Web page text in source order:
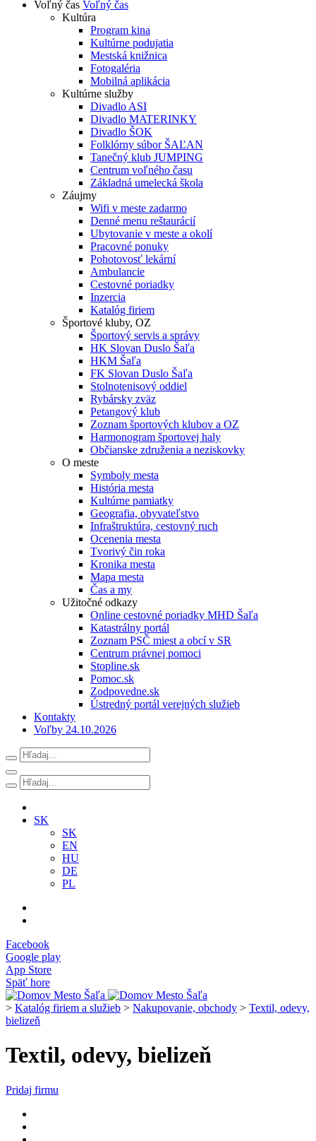
Voľný čas Voľný čas
Kultúra
Program kina
Kultúrne podujatia
Mestská knižnica
Fotogaléria
Mobilná aplikácia
Kultúrne služby
Divadlo ASI
Divadlo MATERINKY
Divadlo ŠOK
Folklórny súbor ŠAĽAN
Tanečný klub JUMPING
Centrum voľného času
Základná umelecká škola
Záujmy
Wifi v meste zadarmo
Denné menu reštaurácií
Ubytovanie v meste a okolí
Pracovné ponuky
Pohotovosť lekární
Ambulancie
Cestovné poriadky
Inzercia
Katalóg firiem
Športové kluby, OZ
Športový servis a správy
HK Slovan Duslo Šaľa
HKM Šaľa
FK Slovan Duslo Šaľa
Stolnotenisový oddiel
Rybársky zväz
Petangový klub
Zoznam športových klubov a OZ
Harmonogram športovej haly
Občianske združenia a neziskovky
O meste
Symboly mesta
História mesta
Kultúrne pamiatky
Geografia, obyvateľstvo
Infraštruktúra, cestovný ruch
Ocenenia mesta
Tvorivý čin roka
Kronika mesta
Mapa mesta
Čas a my
Užitočné odkazy
Online cestovné poriadky MHD Šaľa
Katastrálny portál
Zoznam PSČ miest a obcí v SR
Centrum právnej pomoci
Stopline.sk
Pomoc.sk
Zodpovedne.sk
Ústredný portál verejných služieb
Kontakty
Voľby 24.10.2026
SK
SK
EN
HU
DE
PL
Facebook
Google play
App Store
Späť hore
> Katalóg firiem a služieb > Nakupovanie, obchody > Textil, odevy,
bielizeň
Textil, odevy, bielizeň
Pridaj firmu